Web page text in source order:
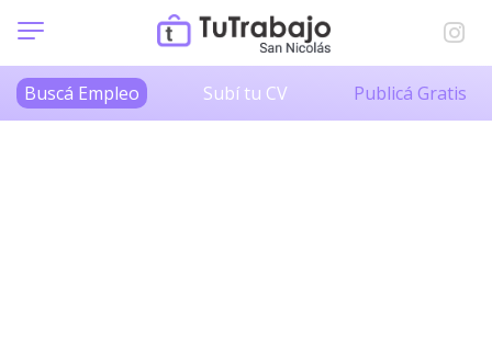
Buscá Empleo Subí tu CV Publicá Gratis